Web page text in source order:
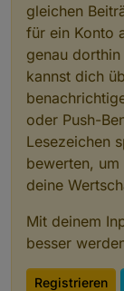
gleichen
für ein Konto
genau
kannst dich
oder Push-
Lesezeichen
bewerten,
deine
Mit deinem
besser
Registrieren